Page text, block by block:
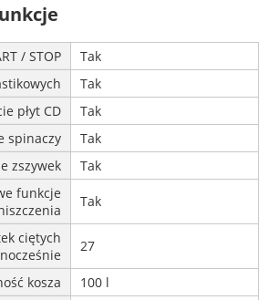
/ STOP
Tak
Tak
płyt CD
Tak
spinaczy
Tak
zszywek
Tak
funkcje
Tak
ciętych
27
kosza
100 l